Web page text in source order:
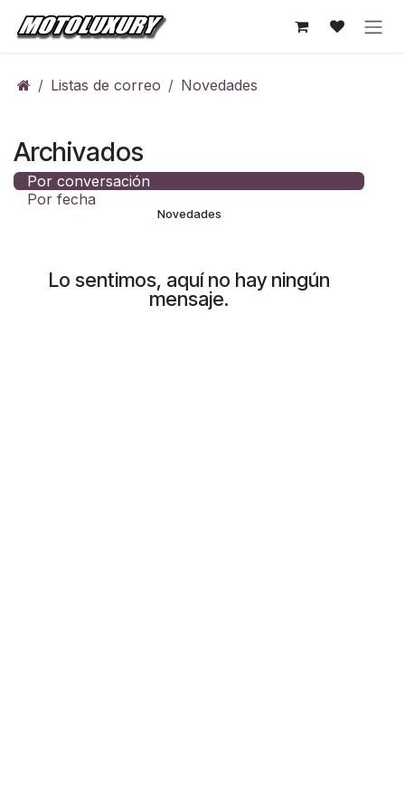
Ir al contenido
Listas de correo Novedades
Archivados
Por conversación
Por fecha
Novedades
Lo sentimos, aquí no hay ningún
mensaje.